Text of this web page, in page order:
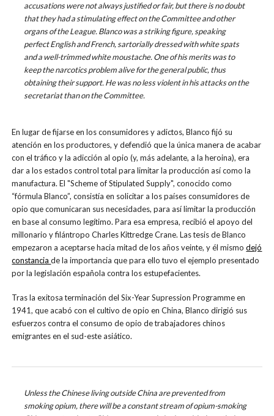
accusations were not always justified or fair, but there is no doubt
that they had a stimulating effect on the Committee and other
organs of the League. Blanco was a striking figure, speaking
perfect English and French, sartorially dressed with white spats
and a well-trimmed white moustache. One of his merits was to
keep the narcotics problem alive for the general public, thus
obtaining their support. He was no less violent in his attacks on the
secretariat than on the Committee.
En lugar de fijarse en los consumidores y adictos, Blanco fijó su
atención en los productores, y defendió que la única manera de acabar
con el tráfico y la adicción al opio (y, más adelante, a la heroina), era
dar a los estados control total para limitar la producción así como la
manufactura. El "Scheme of Stipulated Supply", conocido como
“fórmula Blanco”, consistía en solicitar a los países consumidores de
opio que comunicaran sus necesidades, para así limitar la producción
en base al consumo legítimo. Para esa empresa, recibió el apoyo del
millonario y filántropo Charles Kittredge Crane. Las tesis de Blanco
empezaron a aceptarse hacia mitad de los años veinte, y él mismodejó
constanciade la importancia que para ello tuvo el ejemplo presentado
por la legislación española contra los estupefacientes.
Tras la exitosa terminación del Six-Year Supression Programme en
1941, que acabó con el cultivo de opio en China, Blanco dirigió sus
esfuerzos contra el consumo de opio de trabajadores chinos
emigrantes en el sud-este asiático.
Unless the Chinese living outside China are prevented from
smoking opium, there will be a constant stream of opium-smoking